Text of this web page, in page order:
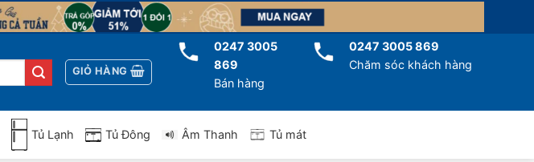
GIỎ HÀNG
0247 3005
869
Bán hàng
0247 3005 869
Chăm sóc khách hàng
Tủ Lạnh Tủ Đông Âm Thanh Tủ mát